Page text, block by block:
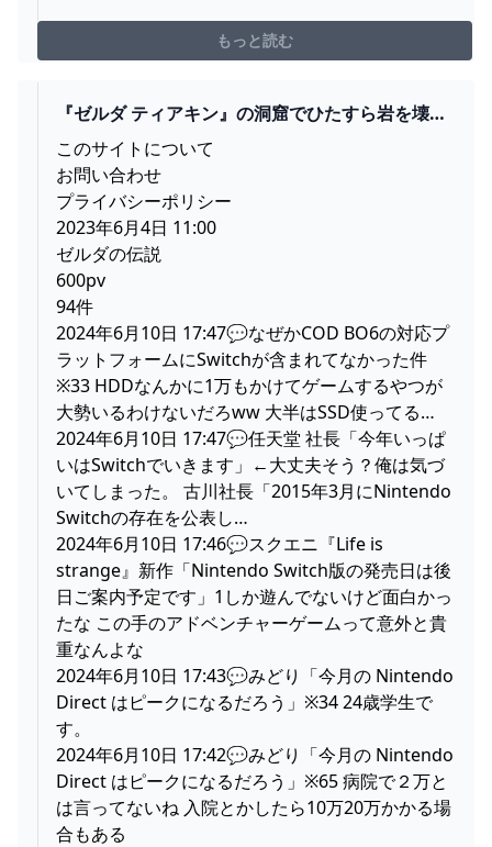
らの洞窟ですが、桜の木を探すことで、まだ出会ってい
ないマヨイがいる洞窟を見つけることが可
もっと読む
『ゼルダ ティアキン』の洞窟でひたすら岩を壊す
のって…│SWITCH速報
このサイトについて
お問い合わせ
プライバシーポリシー
2023年6月4日 11:00
ゼルダの伝説
600pv
94件
2024年6月10日 17:47💬なぜかCOD BO6の対応プ
ラットフォームにSwitchが含まれてなかった件
※33 HDDなんかに1万もかけてゲームするやつが
大勢いるわけないだろww 大半はSSD使ってる…
2024年6月10日 17:47💬任天堂 社長「今年いっぱ
いはSwitchでいきます」←大丈夫そう？俺は気づ
いてしまった。 古川社長「2015年3月にNintendo
Switchの存在を公表し…
2024年6月10日 17:46💬スクエニ『Life is
strange』新作「Nintendo Switch版の発売日は後
日ご案内予定です」1しか遊んでないけど面白かっ
たな この手のアドベンチャーゲームって意外と貴
重なんよな
2024年6月10日 17:43💬みどり「今月の Nintendo
Direct はピークになるだろう」※34 24歳学生で
す。
2024年6月10日 17:42💬みどり「今月の Nintendo
Direct はピークになるだろう」※65 病院で２万と
は言ってないね 入院とかしたら10万20万かかる場
合もある